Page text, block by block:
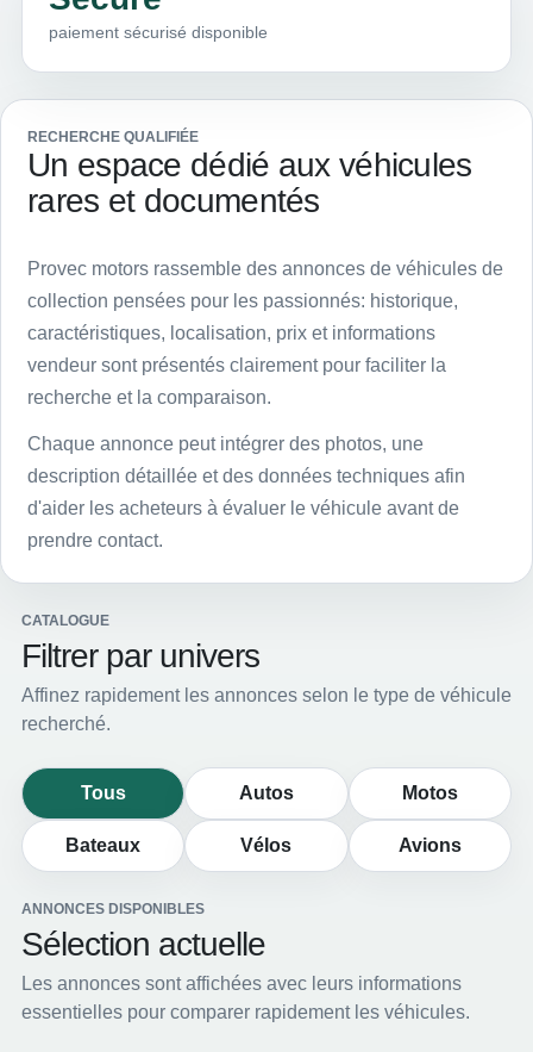
paiement sécurisé disponible
RECHERCHE QUALIFIÉE
Un espace dédié aux véhicules
rares et documentés
Provec motors rassemble des annonces de véhicules de
collection pensées pour les passionnés: historique,
caractéristiques, localisation, prix et informations
vendeur sont présentés clairement pour faciliter la
recherche et la comparaison.
Chaque annonce peut intégrer des photos, une
description détaillée et des données techniques afin
d'aider les acheteurs à évaluer le véhicule avant de
prendre contact.
CATALOGUE
Filtrer par univers
Affinez rapidement les annonces selon le type de véhicule
recherché.
Tous Autos Motos
Bateaux Vélos Avions
ANNONCES DISPONIBLES
Sélection actuelle
Les annonces sont affichées avec leurs informations
essentielles pour comparer rapidement les véhicules.